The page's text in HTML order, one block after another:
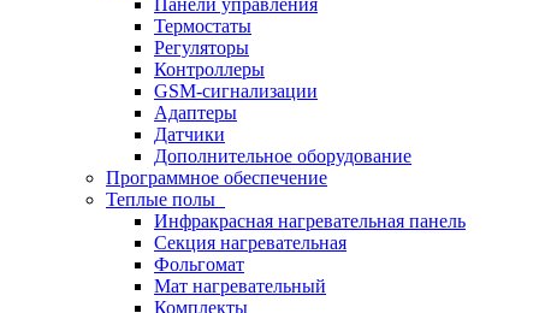
Панели управления
Термостаты
Регуляторы
Контроллеры
GSM-сигнализации
Адаптеры
Датчики
Дополнительное оборудование
Программное обеспечение
Теплые полы
Инфракрасная нагревательная панель
Секция нагревательная
Фольгомат
Мат нагревательный
Комплекты